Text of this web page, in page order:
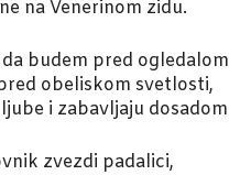
na Venerinom zidu.
budem pred
obeliskom svetlosti,
i zabavljaju
zvezdi padalici,